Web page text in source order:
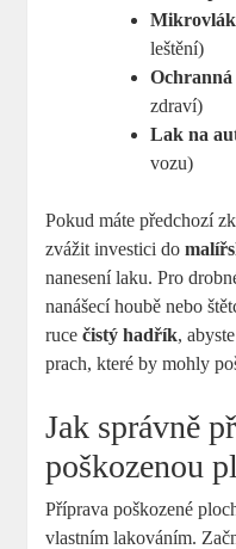
leštění)
zdraví)
Lak na
vozu)
Pokud máte předchozí
zvážit investici do
nanesení laku. Pro
nanášecí houbě nebo
rucečistý hadřík,
prach, které by mohly
Jak správně
poškozenou
Příprava poškozené
vlastním lakováním.